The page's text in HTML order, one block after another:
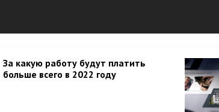
За какую работу будут платить
больше всего в 2022 году